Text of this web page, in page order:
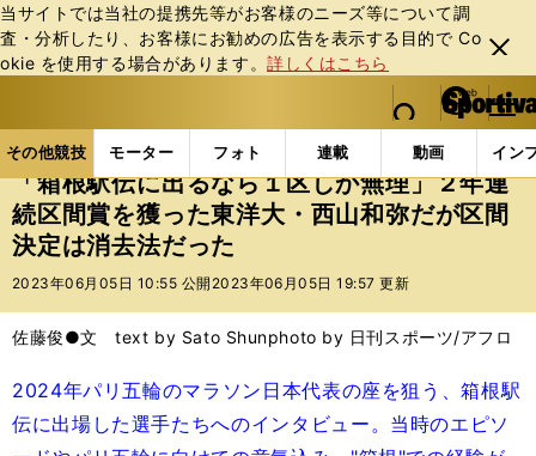
当サイトでは当社の提携先等がお客様のニーズ等について調
査・分析したり、お客様にお勧めの広告を表⽰する⽬的で Co
okie を使⽤する場合があります。詳しくはこちら
閉じ
る
web Sportiva (webスポルティーバ)
検索
マイペ
ー
ジ
メニュ
その他競技 モーター フォト 連載 動画 イン
ス
ポ
ル
テ
ー
バ
その他競技の記事一覧 陸上 「箱根駅伝に出るなら
「箱根駅伝に出るなら１区しか無理」２年連
続区間賞を獲った東洋大・西山和弥だが区間
決定は消去法だった
2023年06月05日 10:55 公開 2023年06月05日 19:57 更新
佐藤俊●文 text by Sato Shunphoto by 日刊スポーツ/アフロ
2024年パリ五輪のマラソン日本代表の座を狙う、箱根駅
伝に出場した選手たちへのインタビュー。当時のエピソ